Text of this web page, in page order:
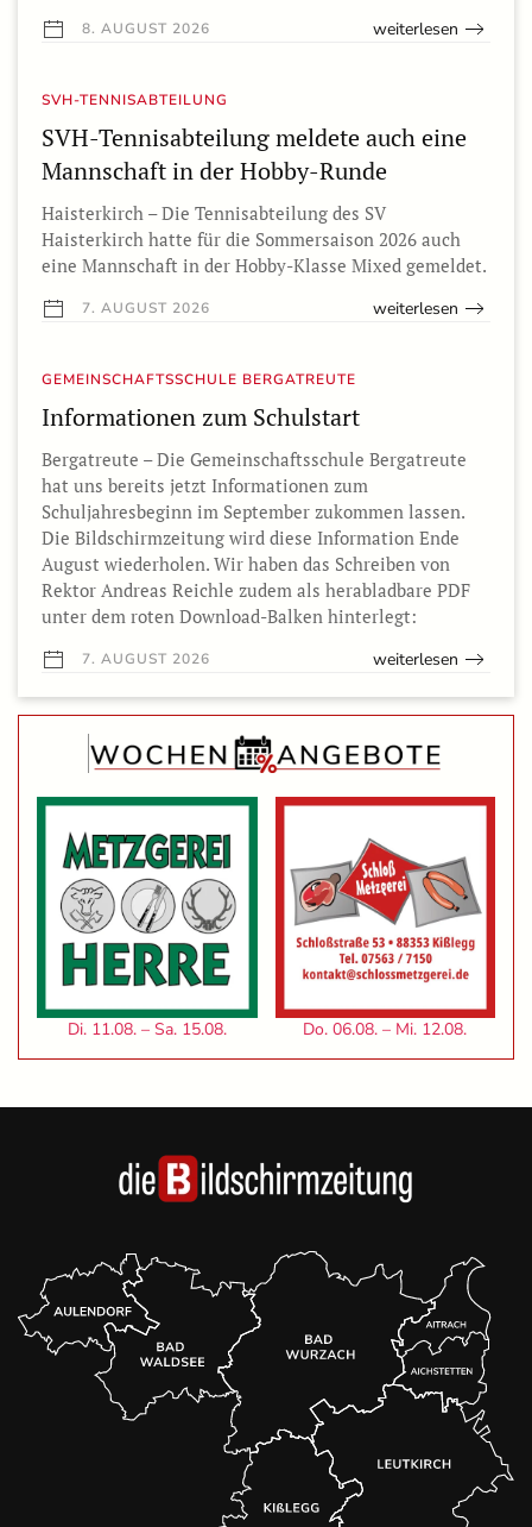
8. AUGUST 2026 weiterlesen
SVH-TENNISABTEILUNG
SVH-Tennisabteilung meldete auch eine
Mannschaft in der Hobby-Runde
Haisterkirch – Die Tennisabteilung des SV
Haisterkirch hatte für die Sommersaison 2026 auch
eine Mannschaft in der Hobby-Klasse Mixed gemeldet.
7. AUGUST 2026 weiterlesen
GEMEINSCHAFTSSCHULE BERGATREUTE
Informationen zum Schulstart
Bergatreute – Die Gemeinschaftsschule Bergatreute
hat uns bereits jetzt Informationen zum
Schuljahresbeginn im September zukommen lassen.
Die Bildschirmzeitung wird diese Information Ende
August wiederholen. Wir haben das Schreiben von
Rektor Andreas Reichle zudem als herabladbare PDF
unter dem roten Download-Balken hinterlegt:
7. AUGUST 2026 weiterlesen
Di. 11.08. – Sa. 15.08. Do. 06.08. – Mi. 12.08.